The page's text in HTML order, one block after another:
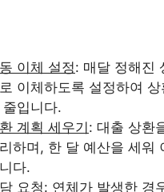
이체 설정: 매달 정해진
이체하도록 설정하여
줄입니다.
계획 세우기: 대출 상환
하며, 한 달 예산을 세워
다.
요청: 연체가 발생한 경